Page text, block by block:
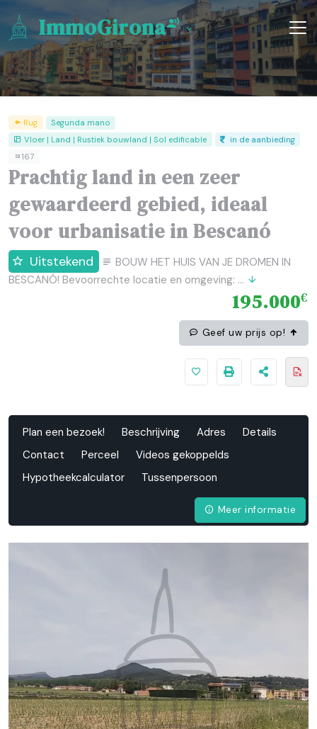
ImmoGirona
Rug
Segunda mano
Vloer | Land | Rustiek bouwland | Sol edificable
in de aanbieding
167
Prachtig land in een zeer
gewaardeerd gebied, ideaal
voor urbanisatie in Bescanó
Uitstekend
BOUW HET HUIS VAN JE DROMEN IN
BESCANÓ! Bevoorrechte locatie en omgeving: ...
195.000€
Geef uw prijs op!
Plan een bezoek! Beschrijving Adres
Details
Contact
Perceel
Videos gekoppelds
Hypotheekcalculator
Tussenpersoon
Meer informatie